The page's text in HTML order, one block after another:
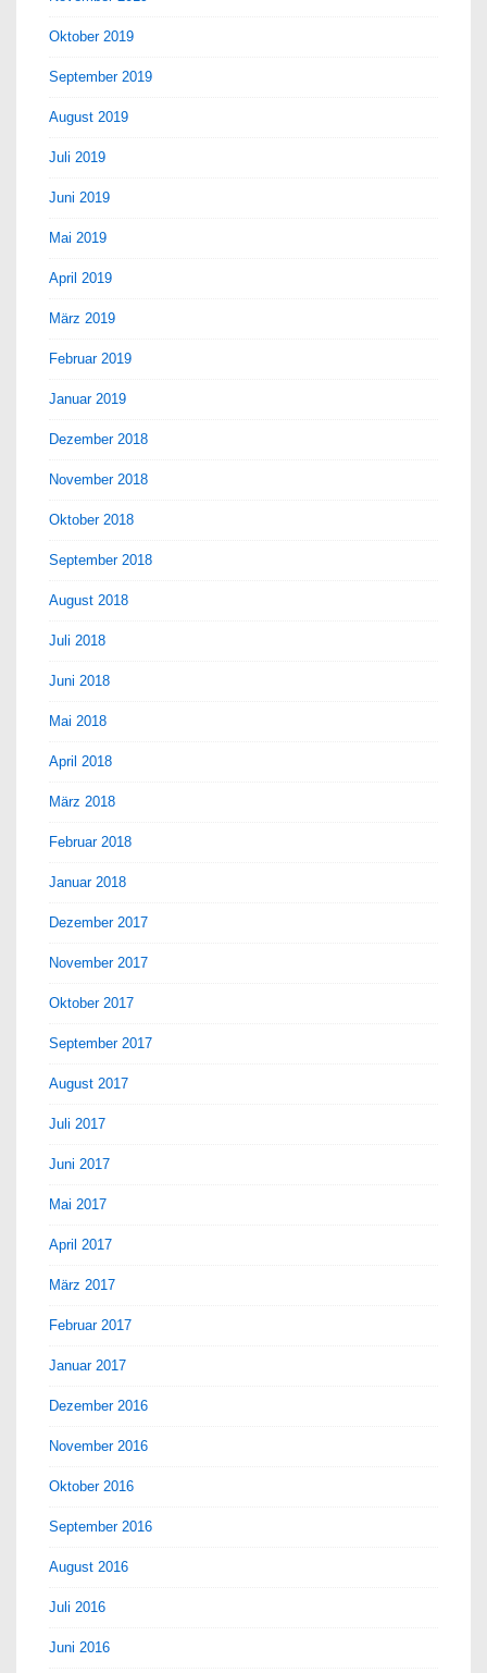
Oktober 2019
September 2019
August 2019
Juli 2019
Juni 2019
Mai 2019
April 2019
März 2019
Februar 2019
Januar 2019
Dezember 2018
November 2018
Oktober 2018
September 2018
August 2018
Juli 2018
Juni 2018
Mai 2018
April 2018
März 2018
Februar 2018
Januar 2018
Dezember 2017
November 2017
Oktober 2017
September 2017
August 2017
Juli 2017
Juni 2017
Mai 2017
April 2017
März 2017
Februar 2017
Januar 2017
Dezember 2016
November 2016
Oktober 2016
September 2016
August 2016
Juli 2016
Juni 2016